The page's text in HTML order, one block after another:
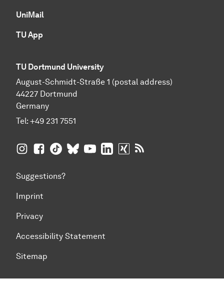
UniMail
TU App
TU Dortmund University
August-Schmidt-Straße 1 (postal address)
44227 Dortmund
Germany
Tel: +49 231 7551
TU Dortmund University on Instagram
TU Dortmund University on Facebook
TU Dortmund University on TikTok
TU Dortmund University on BlueSky
TU Dortmund University on
TU Dortmund University on
TU Dortmund University
Suggestions?
Imprint
Privacy
Accessibility Statement
Sitemap